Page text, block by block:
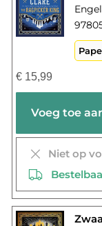
€15,99
Niet op